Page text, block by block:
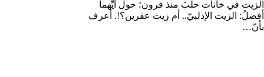
الزيت في خانات حلبَ منذ قرون؛ حول أيِّهما
أفضلُ: الزيت الإدلبيّ.. أم زيت عفرين؟!. أعرف
بأنّ…